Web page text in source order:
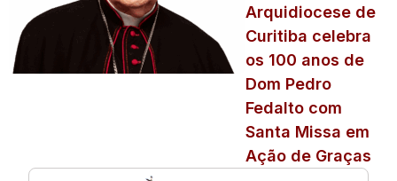
Arquidiocese de
Curitiba celebra
os 100 anos de
Dom Pedro
Fedalto com
Santa Missa em
Ação de Graças